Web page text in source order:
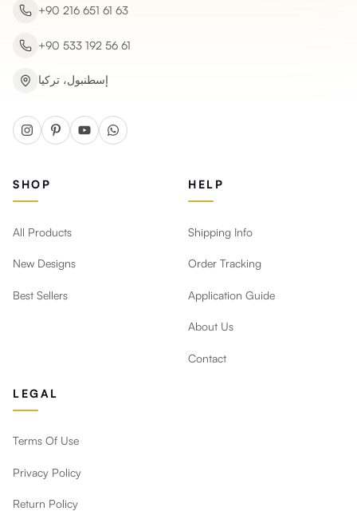
+90 216 651 61 63
+90 533 192 56 61
إسطنبول، تركيا
SHOP
All Products
New Designs
Best Sellers
HELP
Shipping Info
Order Tracking
Application Guide
About Us
Contact
LEGAL
Terms Of Use
Privacy Policy
Return Policy